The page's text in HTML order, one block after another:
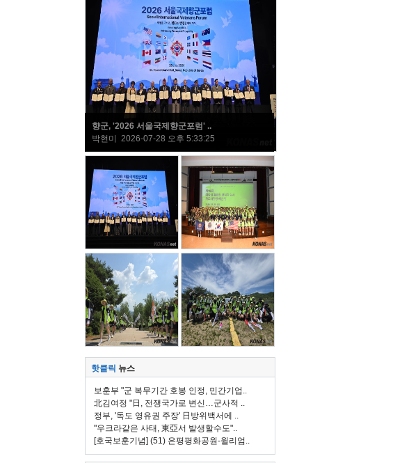
향군, '2026 서울국제향군포럼' ..
박현미 2026-07-28 오후 5:33:25
핫클릭 뉴스
보훈부 "군 복무기간 호봉 인정, 민간기업..
北김여정 "日, 전쟁국가로 변신…군사적 ..
정부, '독도 영유권 주장' 日방위백서에 ..
"우크라같은 사태, 東亞서 발생할수도"..
[호국보훈기념] (51) 은평평화공원-윌리엄..